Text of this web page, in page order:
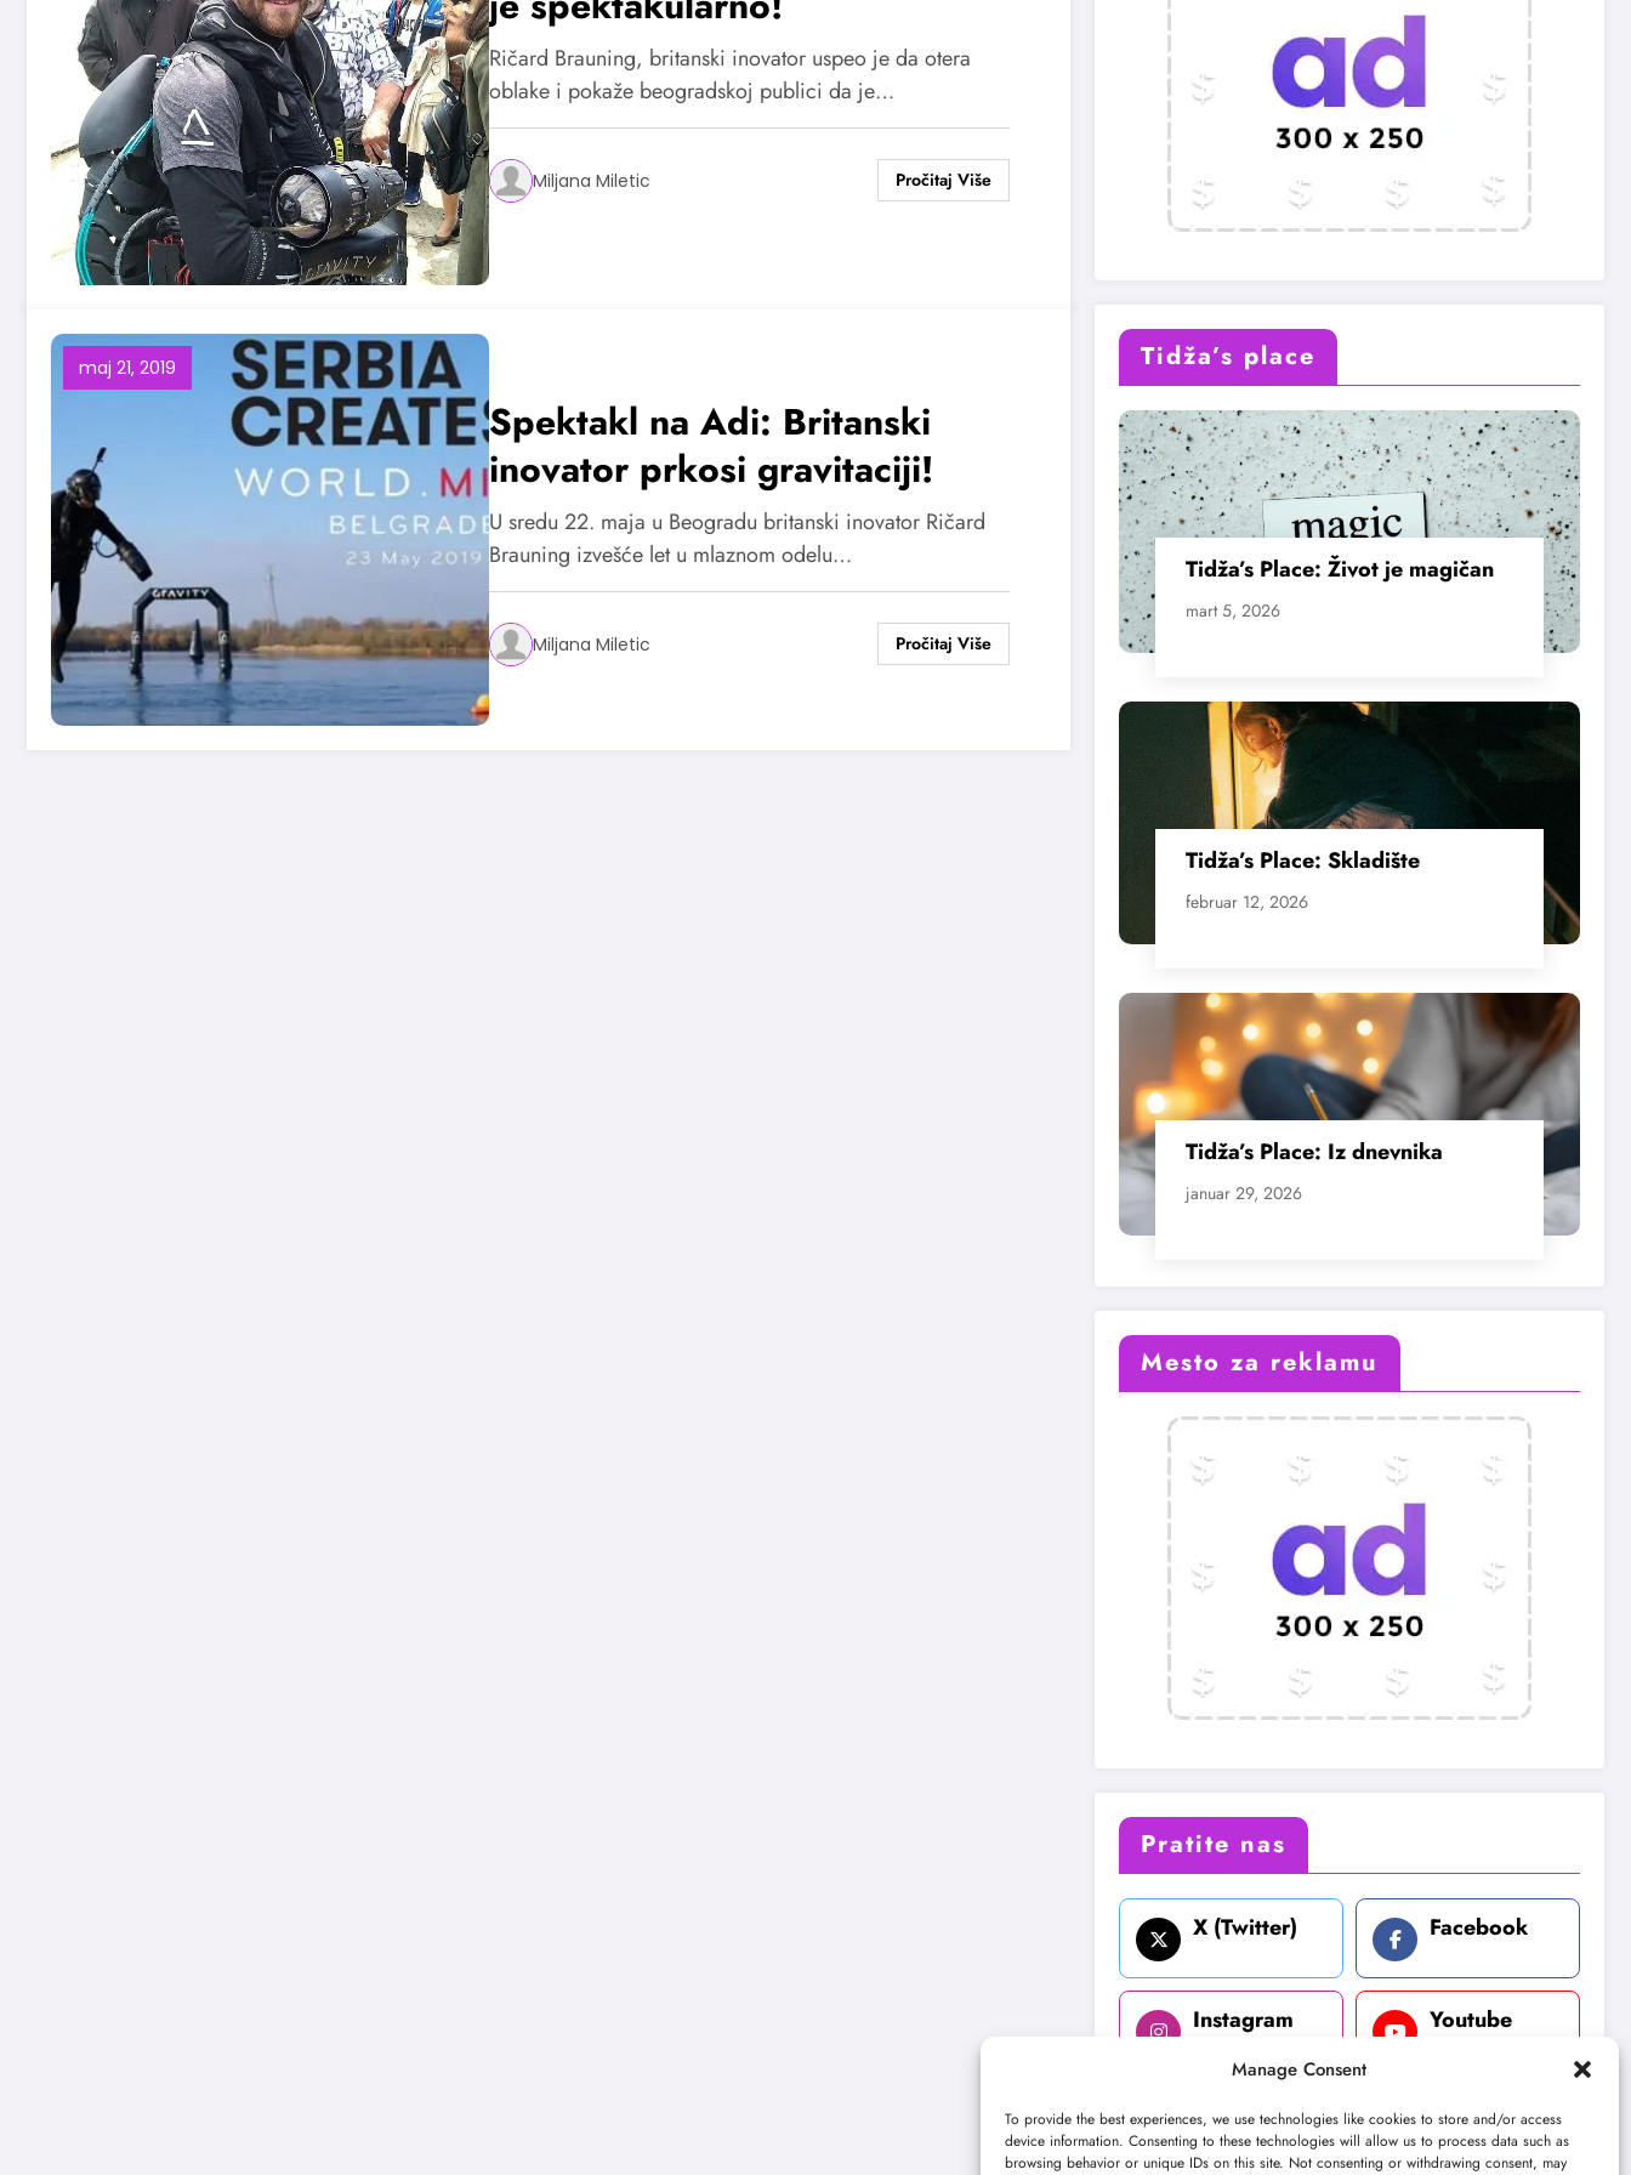
Manage Consent
To provide the best experiences, we use technologies like cookies to store and/or access
device information. Consenting to these technologies will allow us to process data such as
browsing behavior or unique IDs on this site. Not consenting or withdrawing consent, may
Ričard Brauning, britanski inovator uspeo je da otera
oblake i pokaže beogradskoj publici da je…
Miljana Miletic
maj 21, 2019
Spektakl na Adi: Britanski
inovator prkosi gravitaciji!
U sredu 22. maja u Beogradu britanski inovator Ričard
Brauning izvešće let u mlaznom odelu…
Miljana Miletic
Tidža’s place
Tidža’s Place: Život je magičan
mart 5, 2026
Tidža’s Place: Skladište
februar 12, 2026
Tidža’s Place: Iz dnevnika
januar 29, 2026
Mesto za reklamu
Pratite nas
X (Twitter) Facebook
Instagram Youtube
LinkedIn